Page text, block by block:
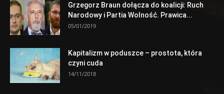
Grzegorz Braun dołącza do koalicji: Ruch
Narodowy i Partia Wolność. Prawica...
05/01/2019
Kapitalizm w poduszce – prostota, która
czyni cuda
14/11/2018